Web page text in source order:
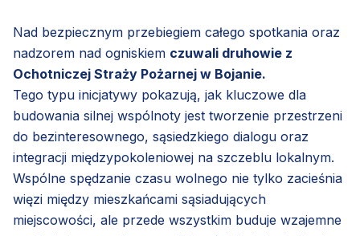
Nad bezpiecznym przebiegiem całego spotkania oraz
nadzorem nad ogniskiem czuwali druhowie z
Ochotniczej Straży Pożarnej w Bojanie.
Tego typu inicjatywy pokazują, jak kluczowe dla
budowania silnej wspólnoty jest tworzenie przestrzeni
do bezinteresownego, sąsiedzkiego dialogu oraz
integracji międzypokoleniowej na szczeblu lokalnym.
Wspólne spędzanie czasu wolnego nie tylko zacieśnia
więzi między mieszkańcami sąsiadujących
miejscowości, ale przede wszystkim buduje wzajemne